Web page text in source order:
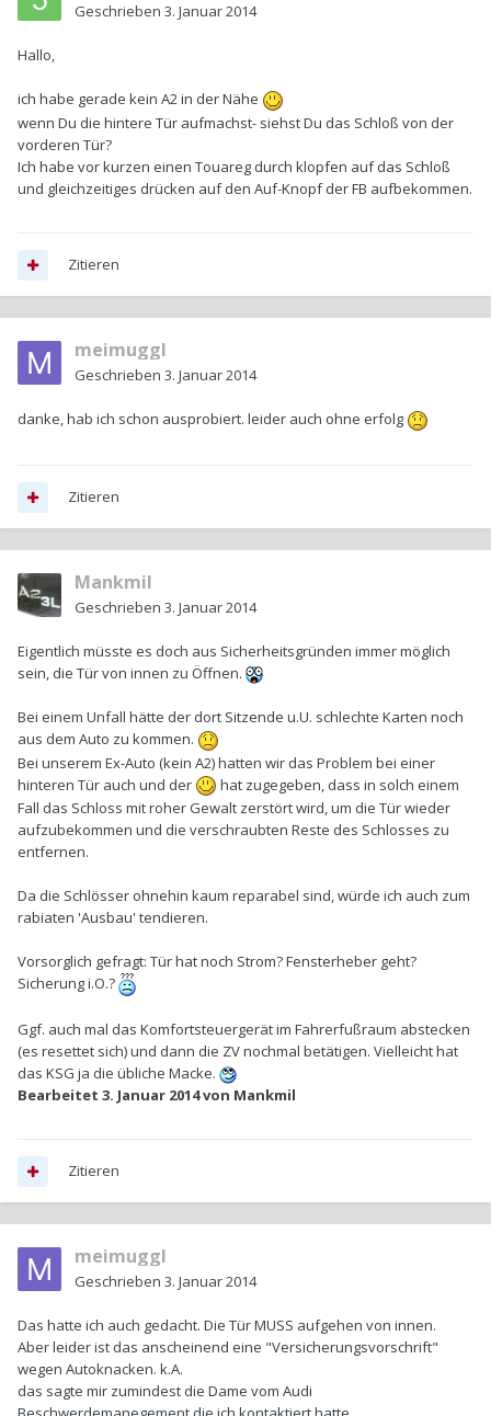
Geschrieben 3. Januar 2014
Hallo,
ich habe gerade kein A2 in der Nähe
wenn Du die hintere Tür aufmachst- siehst Du das Schloß von der
vorderen Tür?
Ich habe vor kurzen einen Touareg durch klopfen auf das Schloß
und gleichzeitiges drücken auf den Auf-Knopf der FB aufbekommen.
Zitieren
meimuggl
Geschrieben 3. Januar 2014
danke, hab ich schon ausprobiert. leider auch ohne erfolg
Zitieren
Mankmil
Geschrieben 3. Januar 2014
Eigentlich müsste es doch aus Sicherheitsgründen immer möglich
sein, die Tür von innen zu Öffnen.
Bei einem Unfall hätte der dort Sitzende u.U. schlechte Karten noch
aus dem Auto zu kommen.
Bei unserem Ex-Auto (kein A2) hatten wir das Problem bei einer
hinteren Tür auch und der
hat zugegeben, dass in solch einem
Fall das Schloss mit roher Gewalt zerstört wird, um die Tür wieder
aufzubekommen und die verschraubten Reste des Schlosses zu
entfernen.
Da die Schlösser ohnehin kaum reparabel sind, würde ich auch zum
rabiaten 'Ausbau' tendieren.
Vorsorglich gefragt: Tür hat noch Strom? Fensterheber geht?
Sicherung i.O.?
Ggf. auch mal das Komfortsteuergerät im Fahrerfußraum abstecken
(es resettet sich) und dann die ZV nochmal betätigen. Vielleicht hat
das KSG ja die übliche Macke.
Bearbeitet 3. Januar 2014von Mankmil
Zitieren
meimuggl
Geschrieben 3. Januar 2014
Das hatte ich auch gedacht. Die Tür MUSS aufgehen von innen.
Aber leider ist das anscheinend eine "Versicherungsvorschrift"
wegen Autoknacken. k.A.
das sagte mir zumindest die Dame vom Audi